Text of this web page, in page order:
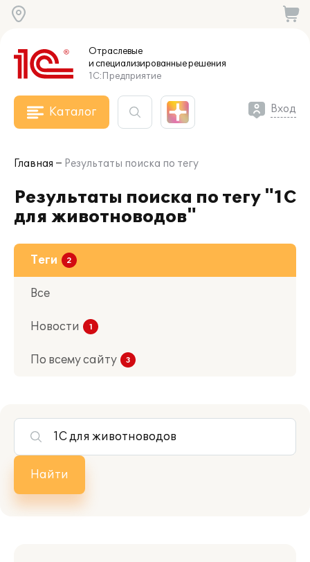
Отраслевые
и специализированныерешения
1С:Предприятие
Каталог Вход
Главная Результаты поиска по тегу
Результаты поиска по тегу "1С
для животноводов"
Все
Новости
Теги
По всему сайту
Найти